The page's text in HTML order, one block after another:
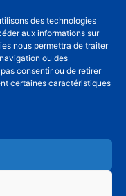
des technologies
aux informations sur
nous permettra de traiter
ou des
consentir ou de retirer
certaines caractéristiques